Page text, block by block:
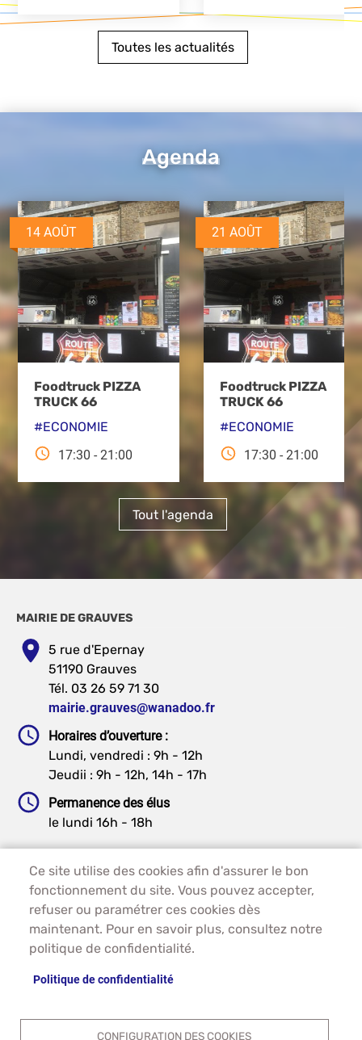
Toutes les actualités
Agenda
14 AOÛT
Foodtruck PIZZA
TRUCK 66
ECONOMIE
17:30 - 21:00
21 AOÛT
Foodtruck PIZZA
TRUCK 66
ECONOMIE
17:30 - 21:00
Tout l'agenda
MAIRIE DE GRAUVES
5 rue d'Epernay
51190 Grauves
Tél. 03 26 59 71 30
mairie.grauves@wanadoo.fr
Horaires d’ouverture :
Lundi, vendredi : 9h - 12h
Jeudii : 9h - 12h, 14h - 17h
Permanence des élus
le lundi 16h - 18h
Ce site utilise des cookies afin d'assurer le bon
fonctionnement du site. Vous pouvez accepter,
refuser ou paramétrer ces cookies dès
maintenant. Pour en savoir plus, consultez notre
politique de confidentialité.
Politique de confidentialité
CONFIGURATION DES COOKIES
PIED DE PAGE - GRAUVES
ACCUEIL
PLAN DU SITE
CONTACT
MENTIONS LÉGALES
ACCESSIBILITÉ